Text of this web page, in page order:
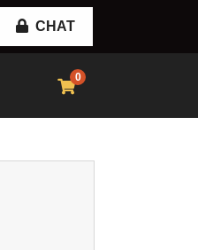
CHAT
0